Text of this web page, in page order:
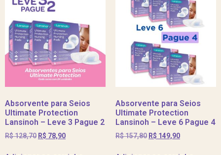
Absorvente para Seios
Ultimate Protection
Lansinoh – Leve 3 Pague 2
R$128,70 R$ 78,90
Absorvente para Seios
Ultimate Protection
Lansinoh – Leve 6 Pague 4
R$157,80 R$ 149,90